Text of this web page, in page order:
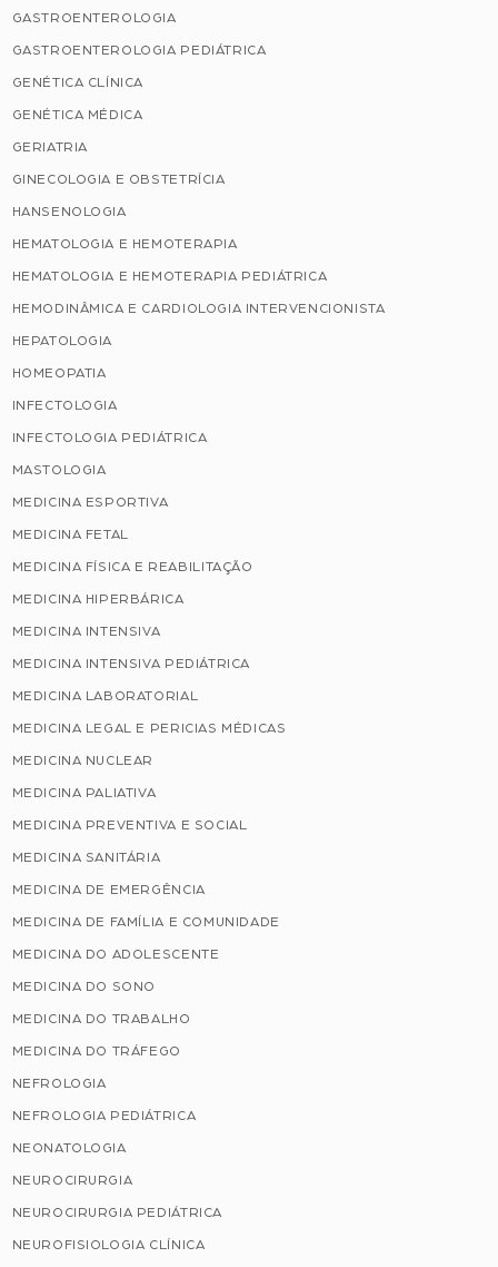
GASTROENTEROLOGIA
GASTROENTEROLOGIA PEDIÁTRICA
GENÉTICA CLÍNICA
GENÉTICA MÉDICA
GERIATRIA
GINECOLOGIA E OBSTETRÍCIA
HANSENOLOGIA
HEMATOLOGIA E HEMOTERAPIA
HEMATOLOGIA E HEMOTERAPIA PEDIÁTRICA
HEMODINÂMICA E CARDIOLOGIA INTERVENCIONISTA
HEPATOLOGIA
HOMEOPATIA
INFECTOLOGIA
INFECTOLOGIA PEDIÁTRICA
MASTOLOGIA
MEDICINA ESPORTIVA
MEDICINA FETAL
MEDICINA FÍSICA E REABILITAÇÃO
MEDICINA HIPERBÁRICA
MEDICINA INTENSIVA
MEDICINA INTENSIVA PEDIÁTRICA
MEDICINA LABORATORIAL
MEDICINA LEGAL E PERICIAS MÉDICAS
MEDICINA NUCLEAR
MEDICINA PALIATIVA
MEDICINA PREVENTIVA E SOCIAL
MEDICINA SANITÁRIA
MEDICINA DE EMERGÊNCIA
MEDICINA DE FAMÍLIA E COMUNIDADE
MEDICINA DO ADOLESCENTE
MEDICINA DO SONO
MEDICINA DO TRABALHO
MEDICINA DO TRÁFEGO
NEFROLOGIA
NEFROLOGIA PEDIÁTRICA
NEONATOLOGIA
NEUROCIRURGIA
NEUROCIRURGIA PEDIÁTRICA
NEUROFISIOLOGIA CLÍNICA